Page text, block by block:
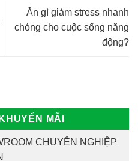
Ăn gì giảm stress nhanh
chóng cho cuộc sống năng
động?
MÃI
CHUYÊN NGHIỆP